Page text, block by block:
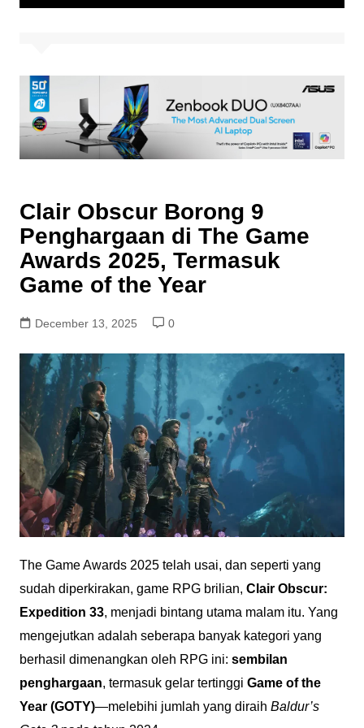
Clair Obscur Borong 9
Penghargaan di The Game
Awards 2025, Termasuk
Game of the Year
December 13, 2025 0
The Game Awards 2025 telah usai, dan seperti yang
sudah diperkirakan, game RPG brilian, Clair Obscur:
Expedition 33, menjadi bintang utama malam itu. Yang
mengejutkan adalah seberapa banyak kategori yang
berhasil dimenangkan oleh RPG ini: sembilan
penghargaan, termasuk gelar tertinggi Game of the
Year (GOTY)—melebihi jumlah yang diraih Baldur’s